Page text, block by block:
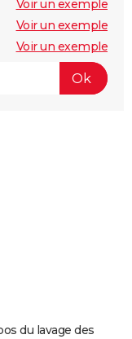
Voir un exemple
Voir un exemple
Voir un exemple
du lavage des